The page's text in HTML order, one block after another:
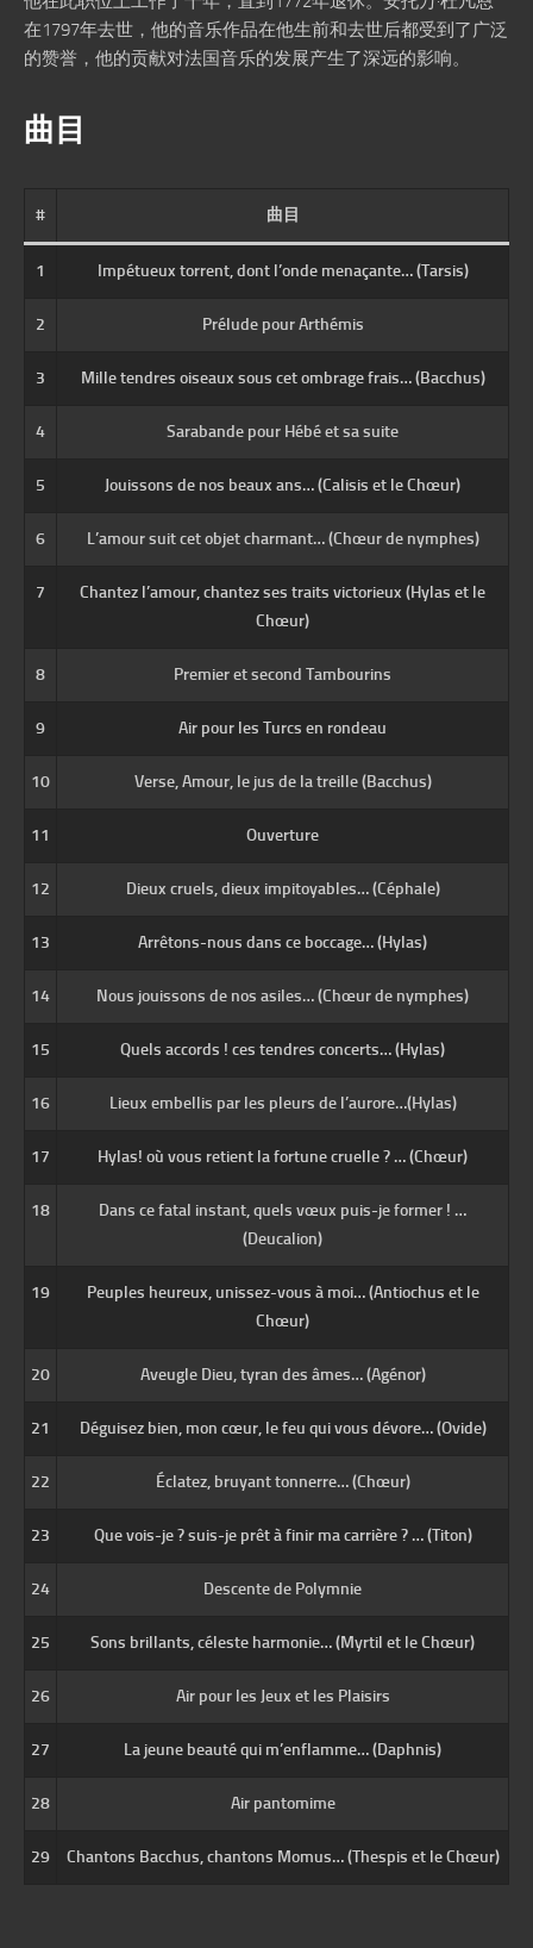
在1797年去世，他的音乐作品在他生前和去世后都受到了广泛
的赞誉，他的贡献对法国音乐的发展产生了深远的影响。
曲目
# 曲目
1 Impétueux torrent, dont l’onde menaçante… (Tarsis)
2 Prélude pour Arthémis
3 Mille tendres oiseaux sous cet ombrage frais… (Bacchus)
4 Sarabande pour Hébé et sa suite
5 Jouissons de nos beaux ans… (Calisis et le Chœur)
6 L’amour suit cet objet charmant… (Chœur de nymphes)
7
Chantez l’amour, chantez ses traits victorieux (Hylas et le
Chœur)
8 Premier et second Tambourins
9 Air pour les Turcs en rondeau
10 Verse, Amour, le jus de la treille (Bacchus)
11 Ouverture
12 Dieux cruels, dieux impitoyables… (Céphale)
13 Arrêtons-nous dans ce boccage… (Hylas)
14 Nous jouissons de nos asiles… (Chœur de nymphes)
15 Quels accords ! ces tendres concerts… (Hylas)
16 Lieux embellis par les pleurs de l’aurore…(Hylas)
17 Hylas! où vous retient la fortune cruelle ? … (Chœur)
18
Dans ce fatal instant, quels vœux puis-je former ! …
(Deucalion)
19
Peuples heureux, unissez-vous à moi… (Antiochus et le
Chœur)
20 Aveugle Dieu, tyran des âmes… (Agénor)
21 Déguisez bien, mon cœur, le feu qui vous dévore… (Ovide)
22 Éclatez, bruyant tonnerre… (Chœur)
23 Que vois-je ? suis-je prêt à finir ma carrière ? … (Titon)
24 Descente de Polymnie
25 Sons brillants, céleste harmonie… (Myrtil et le Chœur)
26 Air pour les Jeux et les Plaisirs
27 La jeune beauté qui m’enflamme… (Daphnis)
28 Air pantomime
29 Chantons Bacchus, chantons Momus… (Thespis et le Chœur)